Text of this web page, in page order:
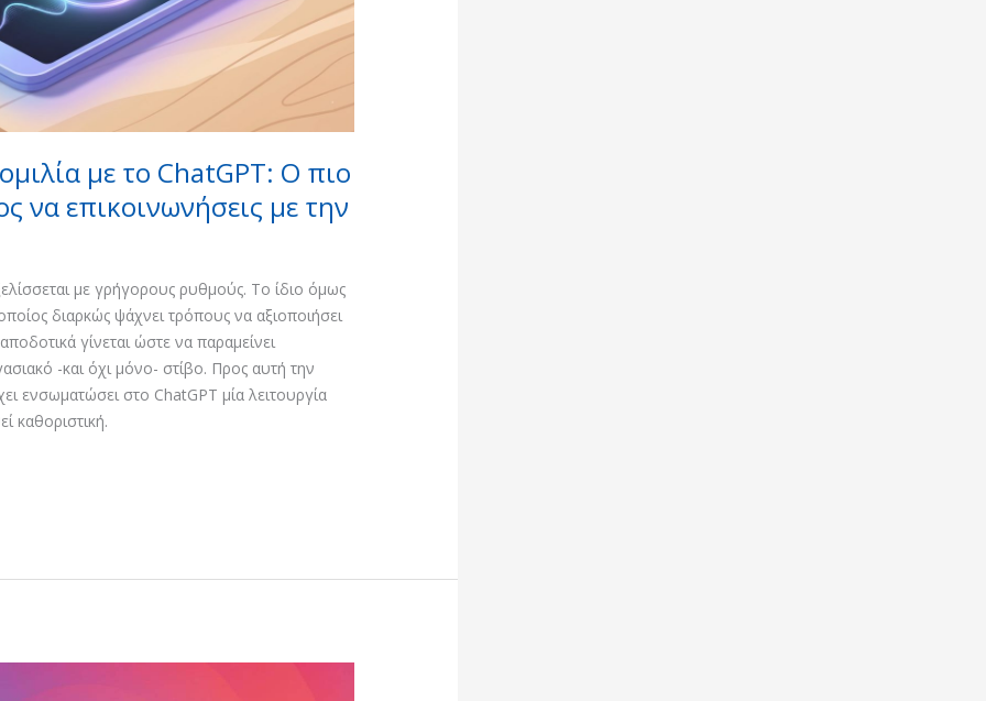
με το ChatGPT: Ο πιο
να επικοινωνήσεις με την
με γρήγορους ρυθμούς. Το ίδιο όμως
διαρκώς ψάχνει τρόπους να αξιοποιήσει
γίνεται ώστε να παραμείνει
-και όχι μόνο- στίβο. Προς αυτή την
ενσωματώσει στο ChatGPT μία λειτουργία
καθοριστική.